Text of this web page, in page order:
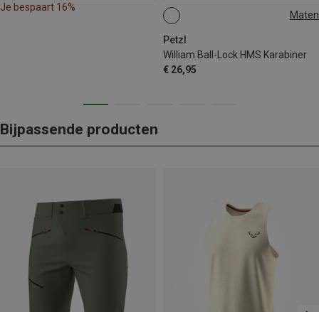
Je bespaart 16%
Maten
Petzl
William Ball-Lock HMS Karabiner
€ 26,95
BALL-LOCK
Bijpassende producten